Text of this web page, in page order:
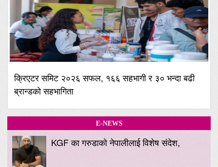
क्रिएटर समिट २०२६ सफल, १६६ सहभागी र ३० भन्दा बढी
ब्रान्डको सहभागिता
E-NEWS
KGF का गरुडाको नेपालीलाई विशेष संदेश,